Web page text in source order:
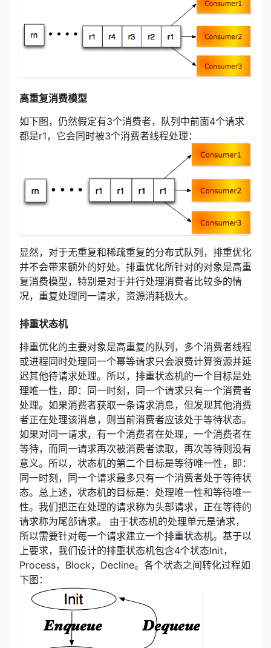
高重复消费模型
如下图，仍然假定有3个消费者，队列中前面4个请求
都是r1，它会同时被3个消费者线程处理：
显然，对于无重复和稀疏重复的分布式队列，排重优化
并不会带来额外的好处。排重优化所针对的对象是高重
复消费模型，特别是对于并行处理消费者比较多的情
况，重复处理同一请求，资源消耗极大。
排重状态机
排重优化的主要对象是高重复的队列，多个消费者线程
或进程同时处理同一个幂等请求只会浪费计算资源并延
迟其他待请求处理。所以，排重状态机的一个目标是处
理唯一性，即：同一时刻，同一个请求只有一个消费者
处理。如果消费者获取一条请求消息，但发现其他消费
者正在处理该消息，则当前消费者应该处于等待状态。
如果对同一请求，有一个消费者在处理，一个消费者在
等待，而同一请求再次被消费者读取，再次等待则没有
意义。所以，状态机的第二个目标是等待唯一性，即：
同一时刻，同一个请求最多只有一个消费者处于等待状
态。总上述，状态机的目标是：处理唯一性和等待唯一
性。我们把正在处理的请求称为头部请求，正在等待的
请求称为尾部请求。 由于状态机的处理单元是请求，
所以需要针对每一个请求建立一个排重状态机。基于以
上要求，我们设计的排重状态机包含4个状态Init，
Process，Block，Decline。各个状态之间转化过程如
下图：